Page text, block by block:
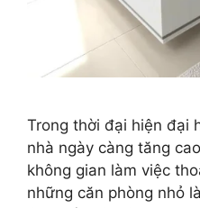
Trong thời đại hiện đại
nhà ngày càng tăng
không gian làm việc
những căn phòng nhỏ